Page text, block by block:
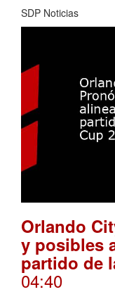
SDP Noticias
Orlando
y posibles
partido de
04:40